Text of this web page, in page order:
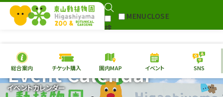
検
MENUCLOSE
本日の開園情報 チケ
総合案内 チケット購入 園内MAP イベント SNS
イベントカレンダー
Event Calendar